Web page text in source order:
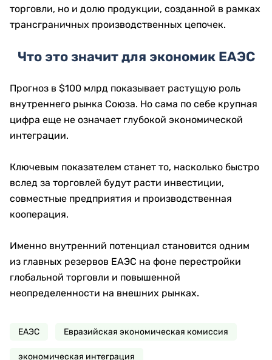
торговли, но и долю продукции, созданной в рамках
трансграничных производственных цепочек.
Что это значит для экономик ЕАЭС
Прогноз в $100 млрд показывает растущую роль
внутреннего рынка Союза. Но сама по себе крупная
цифра еще не означает глубокой экономической
интеграции.
Ключевым показателем станет то, насколько быстро
вслед за торговлей будут расти инвестиции,
совместные предприятия и производственная
кооперация.
Именно внутренний потенциал становится одним
из главных резервов ЕАЭС на фоне перестройки
глобальной торговли и повышенной
неопределенности на внешних рынках.
ЕАЭС Евразийская экономическая комиссия
экономическая интеграция